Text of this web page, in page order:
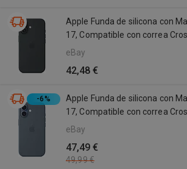
Apple Funda de silicona con
17, Compatible con correa
eBay
42,48 €
-6%
Apple Funda de silicona con
17, Compatible con correa
eBay
47,49 €
49,99 €